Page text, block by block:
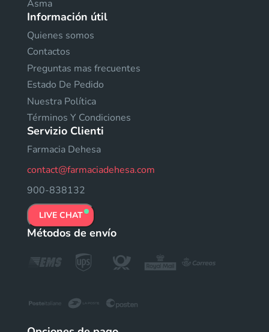
Asma
Información útil
Quienes somos
Contactos
Preguntas mas frecuentes
Estado De Pedido
Nuestra Política
Términos Y Condiciones
Servizio Clienti
Farmacia Dehesa
contact@farmaciadehesa.com
900-838132
LIVE CHAT
Métodos de envío